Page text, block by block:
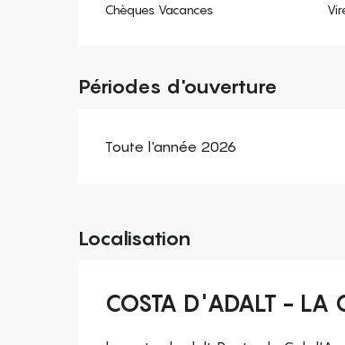
Chèques Vacances
Périodes d'ouverture
Toute l'année 2026
Localisation
COSTA D'ADALT - LA